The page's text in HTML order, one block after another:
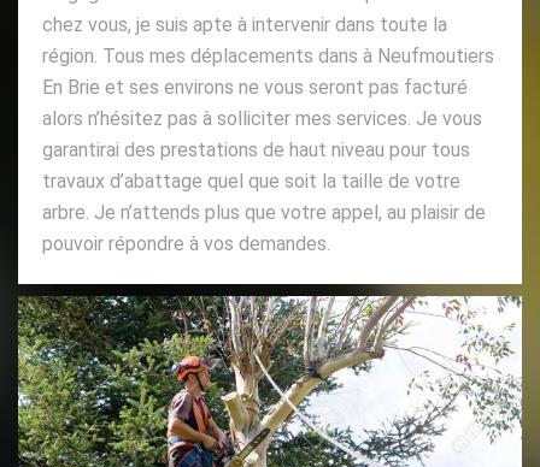
chez vous, je suis apte à intervenir dans toute la
région. Tous mes déplacements dans à Neufmoutiers
En Brie et ses environs ne vous seront pas facturé
alors n’hésitez pas à solliciter mes services. Je vous
garantirai des prestations de haut niveau pour tous
travaux d’abattage quel que soit la taille de votre
arbre. Je n’attends plus que votre appel, au plaisir de
pouvoir répondre à vos demandes.